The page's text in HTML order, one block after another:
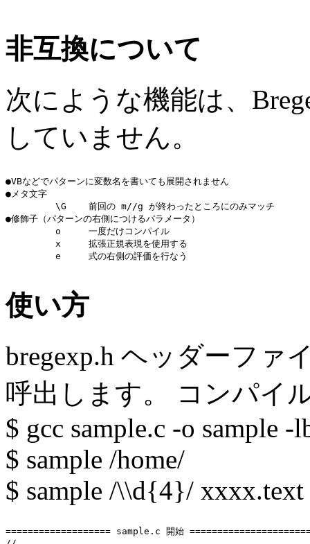
非互換について
次にような機能は、
していません。
●VBなどでパターンに変数名を書いても展開されません
●メタ文字
         \G    前回の m//g が終わったところにのみマッチ
●修飾子（パターンの右側につけるパラメータ）
         o     一度だけコンパイル
         x     拡張正規表現を使用する
         e     式の右側の評価を行なう
使い方
bregexp.h ヘッダーファ
呼出します。 コンパイ
$ gcc sample.c -o sample -
$ sample /home/
$ sample /\\d{4}/ xxxx.text
=================== sample.c 開始